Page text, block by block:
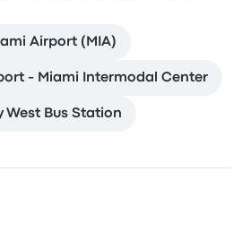
Airport (MIA)
- Miami Intermodal Center
West Bus Station